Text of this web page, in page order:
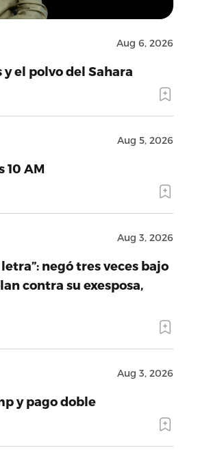
Aug 6, 2026
el polvo del Sahara
Aug 5, 2026
10 AM
Aug 3, 2026
letra”: negó tres veces bajo
contra su exesposa,
Aug 3, 2026
y pago doble